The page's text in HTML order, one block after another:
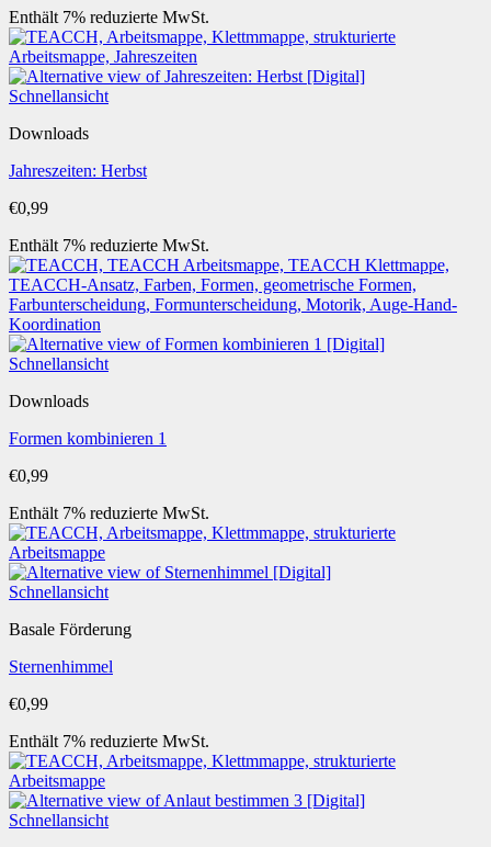
Enthält 7% reduzierte MwSt.
Schnellansicht
Downloads
Jahreszeiten: Herbst
€0,99
Enthält 7% reduzierte MwSt.
Schnellansicht
Downloads
Formen kombinieren 1
€0,99
Enthält 7% reduzierte MwSt.
Schnellansicht
Basale Förderung
Sternenhimmel
€0,99
Enthält 7% reduzierte MwSt.
Schnellansicht